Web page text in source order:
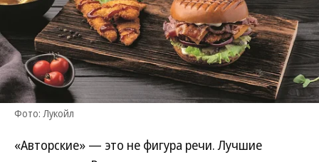
Фото: Лукойл
«Авторские» — это не фигура речи. Лучшие